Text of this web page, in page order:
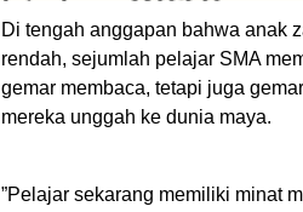
Di tengah anggapan bahwa anak
rendah, sejumlah pelajar SMA
gemar membaca, tetapi juga
mereka unggah ke dunia maya.
”Pelajar sekarang memiliki minat